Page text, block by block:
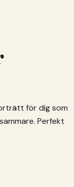
för dig som
Perfekt